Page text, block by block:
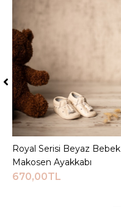
Sepete Ekle
Royal Serisi Beyaz Bebek
Makosen Ayakkabı
670,00TL